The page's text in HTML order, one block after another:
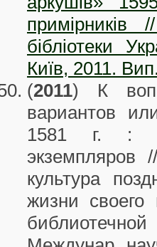
примірників
бібліотеки
Київ, 2011.
(2011) К
вариантов
1581 г. :
экземпляров
культура
жизни